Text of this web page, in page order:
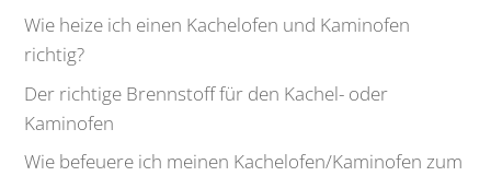
Wie heize ich einen Kachelofen und Kaminofen
richtig?
Der richtige Brennstoff für den Kachel- oder
Kaminofen
Wie befeuere ich meinen Kachelofen/Kaminofen zum